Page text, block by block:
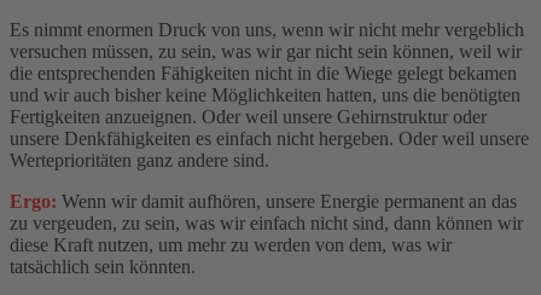
Es nimmt enormen Druck von uns, wenn wir nicht mehr vergeblich
versuchen müssen, zu sein, was wir gar nicht sein können, weil wir
die entsprechenden Fähigkeiten nicht in die Wiege gelegt bekamen
und wir auch bisher keine Möglichkeiten hatten, uns die benötigten
Fertigkeiten anzueignen. Oder weil unsere Gehirnstruktur oder
unsere Denkfähigkeiten es einfach nicht hergeben. Oder weil unsere
Werteprioritäten ganz andere sind.
Ergo: Wenn wir damit aufhören, unsere Energie permanent an das
zu vergeuden, zu sein, was wir einfach nicht sind, dann können wir
diese Kraft nutzen, um mehr zu werden von dem, was wir
tatsächlich sein könnten.